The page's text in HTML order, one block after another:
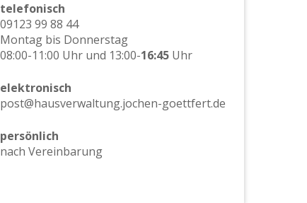
telefonisch
09123 99 88 44
Montag bis Donnerstag
08:00-11:00 Uhr und 13:00-16:45Uhr
elektronisch
post@hausverwaltung.jochen-goettfert.de
persönlich
nach Vereinbarung